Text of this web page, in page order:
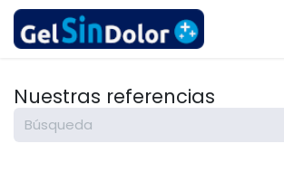
Ir al contenido
Nuestras referencias